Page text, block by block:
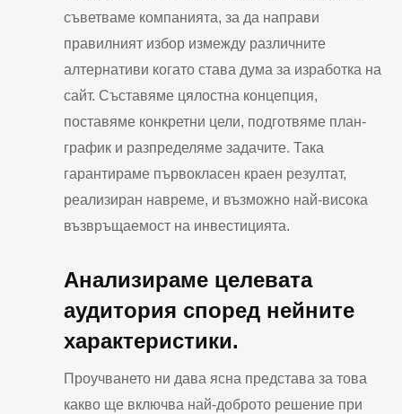
съветваме компанията, за да направи
правилният избор измежду различните
алтернативи когато става дума за изработка на
сайт. Съставяме цялостна концепция,
поставяме конкретни цели, подготвяме план-
график и разпределяме задачите. Така
гарантираме първокласен краен резултат,
реализиран навреме, и възможно най-висока
възвръщаемост на инвестицията.
Анализираме целевата
аудитория според нейните
характеристики.
Проучването ни дава ясна представа за това
какво ще включва най-доброто решение при